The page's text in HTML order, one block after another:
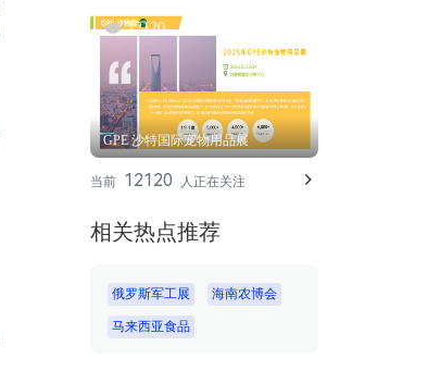
12120
GPE 沙特国际宠物用品展
当前 12120 人正在关注
相关热点推荐
俄罗斯军工展 海南农博会
马来西亚食品